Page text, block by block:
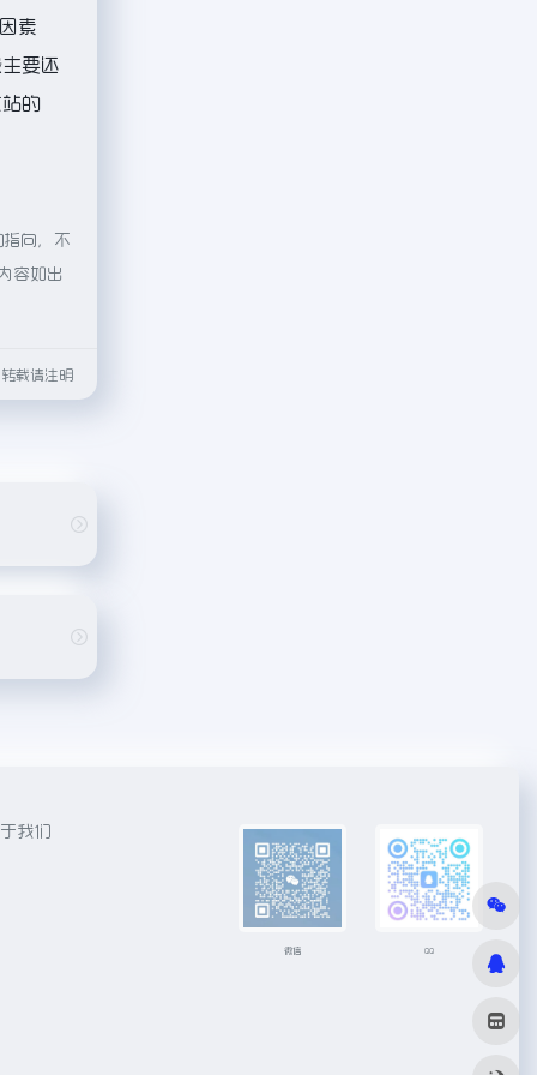
素
要还
的
向，不
容如出
载请注明
我们
微信 QQ